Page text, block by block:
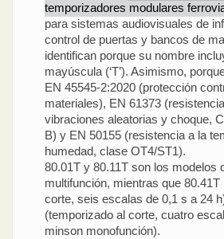
temporizadores modulares
para sistemas audiovisuales de
control de puertas y bancos de
identifican porque su nombre
mayúscula (‘T’). Asimismo,
EN 45545-2:2020 (protección
materiales), EN 61373
vibraciones aleatorias y choque,
B) y EN 50155 (resistencia a la
humedad, clase OT4/ST1).
80.01T y 80.11T son los modelos
multifunción, mientras que
corte, seis escalas de 0,1 s a 24
(temporizado al corte, cuatro
minson monofunción).